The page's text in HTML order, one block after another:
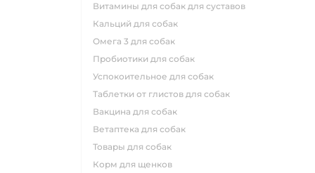
витамины для собак для суставов
кальций для собак
омега 3 для собак
пробиотики для собак
успокоительное для собак
таблетки от глистов для собак
вакцина для собак
ветаптека для собак
товары для собак
корм для щенков